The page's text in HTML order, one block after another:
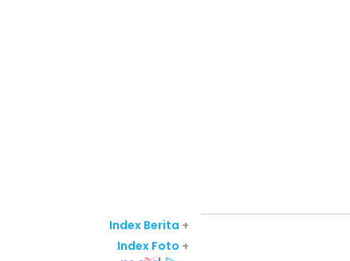
Index Berita +
Index Foto +